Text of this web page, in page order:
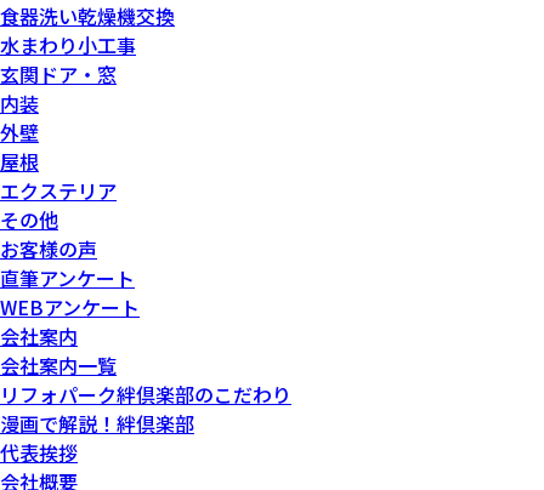
食器洗い乾燥機交換
水まわり小工事
玄関ドア・窓
内装
外壁
屋根
エクステリア
その他
お客様の声
直筆アンケート
WEBアンケート
会社案内
会社案内一覧
リフォパーク絆倶楽部のこだわり
漫画で解説！絆倶楽部
代表挨拶
会社概要